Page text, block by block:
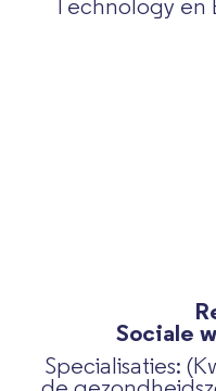
Technology en
Sociale
Specialisaties: